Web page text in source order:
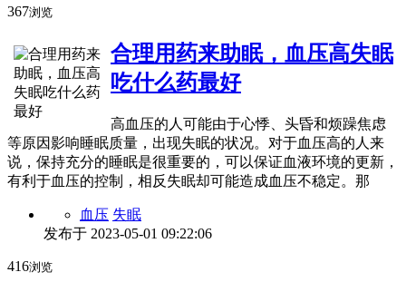
367浏览
合理用药来助眠，血压高失眠
吃什么药最好
高血压的人可能由于心悸、头昏和烦躁焦虑
等原因影响睡眠质量，出现失眠的状况。对于血压高的人来
说，保持充分的睡眠是很重要的，可以保证血液环境的更新，
有利于血压的控制，相反失眠却可能造成血压不稳定。那
血压 失眠
发布于 2023-05-01 09:22:06
416浏览